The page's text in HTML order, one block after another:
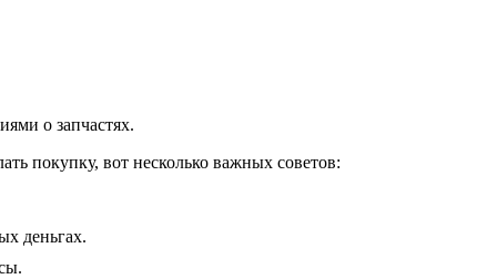
о запчастях.
покупку, вот несколько важных советов:
деньгах.